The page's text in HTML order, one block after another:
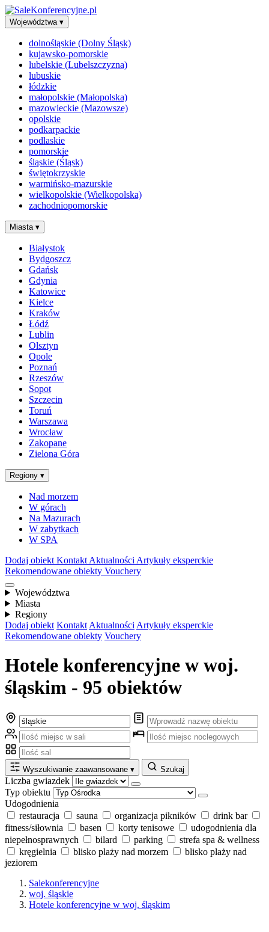
Województwa ▾
dolnośląskie (Dolny Śląsk)
kujawsko-pomorskie
lubelskie (Lubelszczyzna)
lubuskie
łódzkie
małopolskie (Małopolska)
mazowieckie (Mazowsze)
opolskie
podkarpackie
podlaskie
pomorskie
śląskie (Śląsk)
świętokrzyskie
warmińsko-mazurskie
wielkopolskie (Wielkopolska)
zachodniopomorskie
Miasta ▾
Białystok
Bydgoszcz
Gdańsk
Gdynia
Katowice
Kielce
Kraków
Łódź
Lublin
Olsztyn
Opole
Poznań
Rzeszów
Sopot
Szczecin
Toruń
Warszawa
Wrocław
Zakopane
Zielona Góra
Regiony ▾
Nad morzem
W górach
Na Mazurach
W zabytkach
W SPA
Dodaj obiekt Kontakt Aktualności Artykuły eksperckie
Rekomendowane obiekty Vouchery
Województwa
Miasta
Regiony
Dodaj obiekt Kontakt Aktualności Artykuły eksperckie
Rekomendowane obiekty Vouchery
Hotele konferencyjne w woj.
śląskim - 95 obiektów
Wyszukiwanie zaawansowane ▾ Szukaj
Liczba gwiazdek
Typ obiektu
Udogodnienia
restauracja
sauna organizacja pikników
drink bar
fitness/siłownia
basen korty tenisowe
udogodnienia dla
niepełnosprawnych
bilard parking
strefa spa & wellness
kręgielnia
blisko plaży nad morzem
blisko plaży nad
jeziorem
Salekonferencyjne
woj. śląskie
Hotele konferencyjne w woj. śląskim